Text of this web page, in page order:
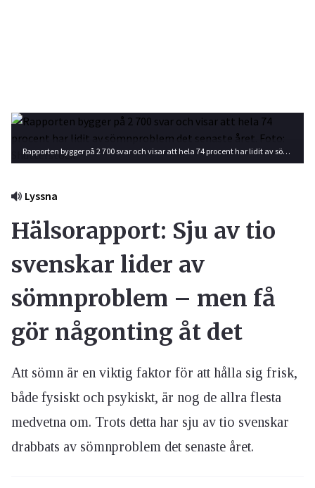
Rapporten bygger på 2 700 svar och visar att hela 74 procent har lidit av sömnproblem det senaste året. Foto: Shutterstock
Lyssna
Hälsorapport: Sju av tio
svenskar lider av
sömnproblem – men få
gör någonting åt det
Att sömn är en viktig faktor för att hålla sig frisk,
både fysiskt och psykiskt, är nog de allra flesta
medvetna om. Trots detta har sju av tio svenskar
drabbats av sömnproblem det senaste året.